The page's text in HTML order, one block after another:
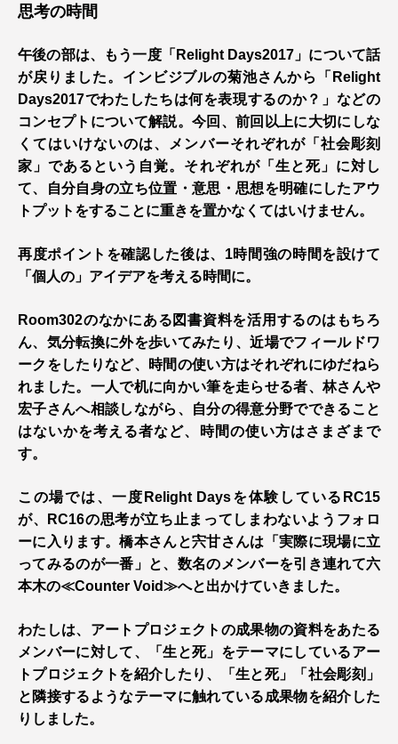
思考の時間
午後の部は、もう一度「Relight Days2017」について話
が戻りました。インビジブルの菊池さんから「Relight
Days2017でわたしたちは何を表現するのか？」などの
コンセプトについて解説。今回、前回以上に大切にしな
くてはいけないのは、メンバーそれぞれが「社会彫刻
家」であるという自覚。それぞれが「生と死」に対し
て、自分自身の立ち位置・意思・思想を明確にしたアウ
トプットをすることに重きを置かなくてはいけません。
再度ポイントを確認した後は、1時間強の時間を設けて
「個人の」アイデアを考える時間に。
Room302のなかにある図書資料を活用するのはもちろ
ん、気分転換に外を歩いてみたり、近場でフィールドワ
ークをしたりなど、時間の使い方はそれぞれにゆだねら
れました。一人で机に向かい筆を走らせる者、林さんや
宏子さんへ相談しながら、自分の得意分野でできること
はないかを考える者など、時間の使い方はさまざまで
す。
この場では、一度Relight Daysを体験しているRC15
が、RC16の思考が立ち止まってしまわないようフォロ
ーに入ります。橋本さんと宍甘さんは「実際に現場に立
ってみるのが一番」と、数名のメンバーを引き連れて六
本木の≪Counter Void≫へと出かけていきました。
わたしは、アートプロジェクトの成果物の資料をあたる
メンバーに対して、「生と死」をテーマにしているアー
トプロジェクトを紹介したり、「生と死」「社会彫刻」
と隣接するようなテーマに触れている成果物を紹介した
りしました。